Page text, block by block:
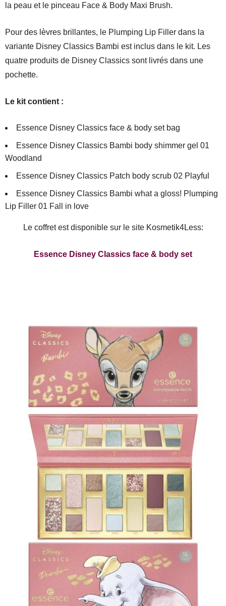
la peau et le pinceau Face & Body Maxi Brush.
Pour des lèvres brillantes, le Plumping Lip Filler dans la
variante Disney Classics Bambi est inclus dans le kit. Les
quatre produits de Disney Classics sont livrés dans une
pochette.
Le kit contient :
Essence Disney Classics face & body set bag
Essence Disney Classics Bambi body shimmer gel 01
Woodland
Essence Disney Classics Patch body scrub 02 Playful
Essence Disney Classics Bambi what a gloss! Plumping
Lip Filler 01 Fall in love
Le coffret est disponible sur le site Kosmetik4Less:
Essence Disney Classics face & body set